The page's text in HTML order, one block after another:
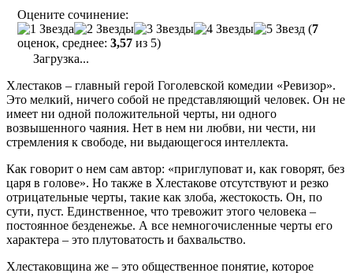
Оцените сочинение:
(7
оценок, среднее: 3,57 из 5)
Загрузка...
Хлестаков – главный герой Гоголевской комедии «Ревизор».
Это мелкий, ничего собой не представляющий человек. Он не
имеет ни одной положительной черты, ни одного
возвышенного чаяния. Нет в нем ни любви, ни чести, ни
стремления к свободе, ни выдающегося интеллекта.
Как говорит о нем сам автор: «приглуповат и, как говорят, без
царя в голове». Но также в Хлестакове отсутствуют и резко
отрицательные черты, такие как злоба, жестокость. Он, по
сути, пуст. Единственное, что тревожит этого человека –
постоянное безденежье. А все немногочисленные черты его
характера – это плутоватость и бахвальство.
Хлестаковщина же – это общественное понятие, которое